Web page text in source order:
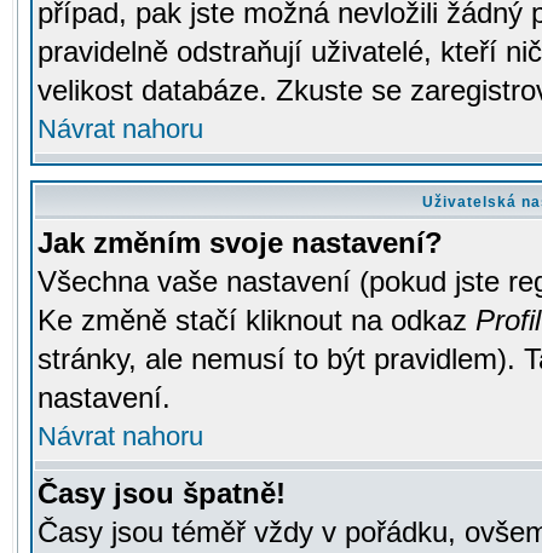
případ, pak jste možná nevložili žádný
pravidelně odstraňují uživatelé, kteří
velikost databáze. Zkuste se
Návrat nahoru
Uživatelská
Jak změním svoje nastavení?
Všechna vaše nastavení (pokud jste
Ke změně stačí kliknout na odkaz Profil
stránky, ale nemusí to být pravidlem).
nastavení.
Návrat nahoru
Časy jsou špatně!
Časy jsou téměř vždy v pořádku,